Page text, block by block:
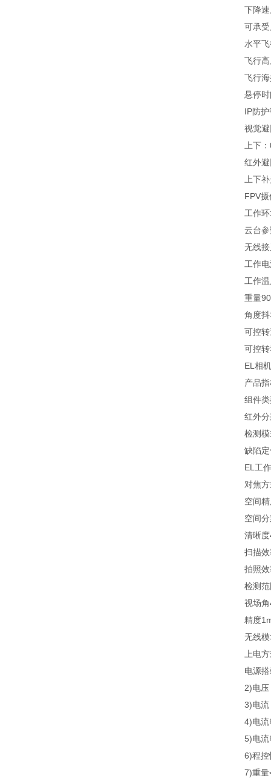
下降速
可承受
水平飞
飞行高
飞行海
悬停时
IP防护
视觉避
上下：
红外避
上下补
FPV摄
工作环
云台参
无线接
工作电
工作温
重量
角度抖
可控转速
可控转动
EL相机
产品指
组件类
红外分
检测模
缺陷定位
EL工作
对焦方
空间精
空间分
清晰度
扫描效
拍照效
检测范
视场角
精度
无线模
上电方
电源搭
2)电压 0
3)电流 0
4)电流
5)电流电
6)程控
7)重量